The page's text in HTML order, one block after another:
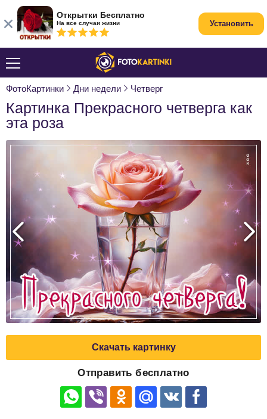
ФотоКартинки Дни недели Четверг
Картинка Прекрасного четверга как
эта роза
Скачать картинку
Отправить бесплатно
Открытки Бесплатно
На все случаи жизни Установить